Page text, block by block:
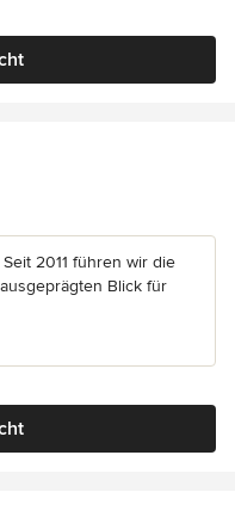
5 Sternen
2011 führen wir die
Blick für